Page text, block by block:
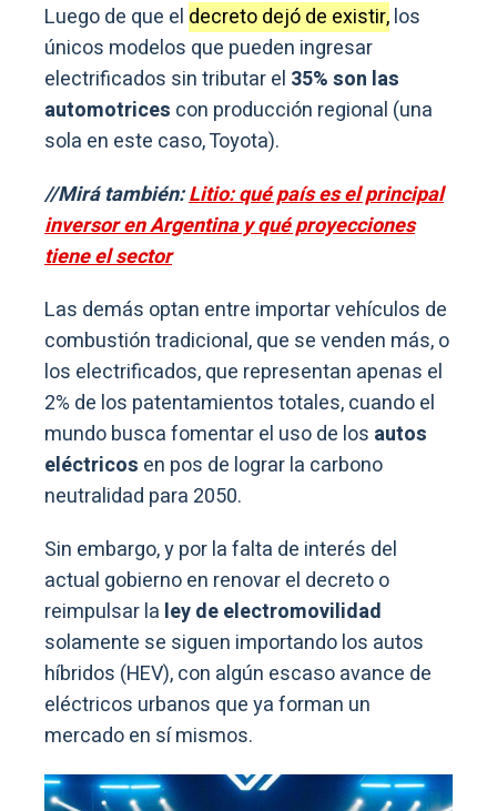
Luego de que el decreto dejó de existir,los
únicos modelos que pueden ingresar
electrificados sin tributar el 35% son las
automotrices con producción regional (una
sola en este caso, Toyota).
//Mirá también:Litio: qué país es el principal
inversor en Argentina y qué proyecciones
tiene el sector
Las demás optan entre importar vehículos de
combustión tradicional, que se venden más, o
los electrificados, que representan apenas el
2% de los patentamientos totales, cuando el
mundo busca fomentar el uso de los autos
eléctricos en pos de lograr la carbono
neutralidad para 2050.
Sin embargo, y por la falta de interés del
actual gobierno en renovar el decreto o
reimpulsar la ley de electromovilidad
solamente se siguen importando los autos
híbridos (HEV), con algún escaso avance de
eléctricos urbanos que ya forman un
mercado en sí mismos.